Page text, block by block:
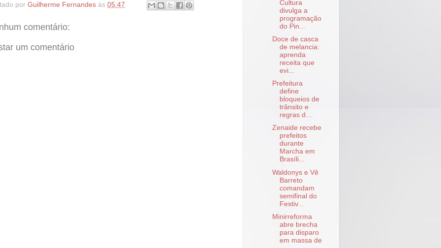
por Guilherme Fernandes às 05:47
comentário:
um comentário
Cultura
divulga a
programação
do Pin...
Doce de casca
de melancia:
aprenda
receita que
evi...
Prefeitura
define
bloqueios de
trânsito e
regras d...
Zenaide recebe
prefeitos
durante
Marcha em
Brasíli...
Waldonys e Vê
Barreto
comandam
semifinal do
Festiv...
Minirreforma
abre brecha
para disparo
em massa de